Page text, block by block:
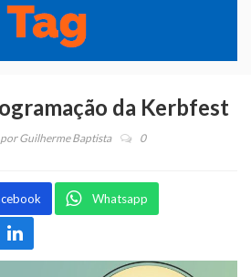
da Kerbfest
porGuilherme Baptista 0
Whatsapp